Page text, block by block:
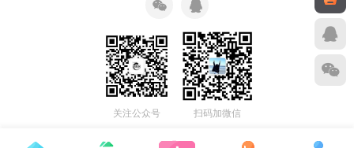
关注公众号 扫码加微信